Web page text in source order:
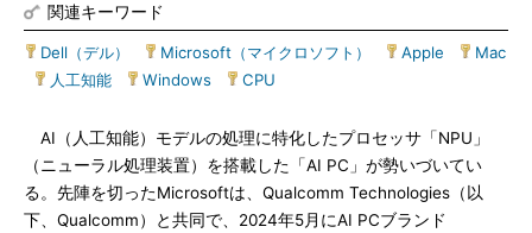
関連キーワード
Dell（デル） Microsoft（マイクロソフト） Apple
Mac
人工知能 Windows CPU
AI（人工知能）モデルの処理に特化したプロセッサ「NPU」
（ニューラル処理装置）を搭載した「AI PC」が勢いづいてい
る。先陣を切ったMicrosoftは、Qualcomm Technologies（以
下、Qualcomm）と共同で、2024年5月にAI PCブランド